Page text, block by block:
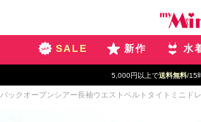
SALE 新作 水
新規登
バックオープンシアー長袖ウエストベルトタイトミニド